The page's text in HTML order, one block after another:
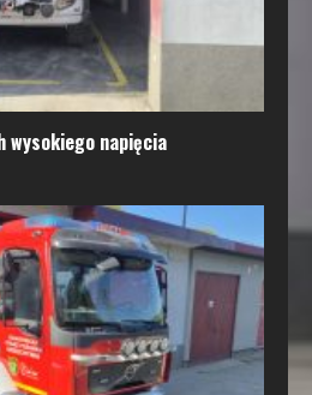
wysokiego napięcia